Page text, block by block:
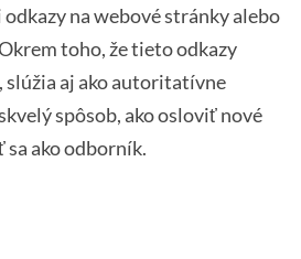
na webové stránky alebo
toho, že tieto odkazy
slúžia aj ako autoritatívne
spôsob, ako osloviť nové
ako odborník.